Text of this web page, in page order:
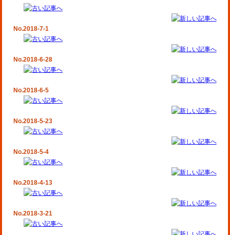
No.2018-7-1
No.2018-6-28
No.2018-6-5
No.2018-5-23
No.2018-5-4
No.2018-4-13
No.2018-3-21